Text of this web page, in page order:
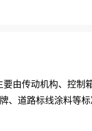
由传动机构、控制
、道路标线涂料等